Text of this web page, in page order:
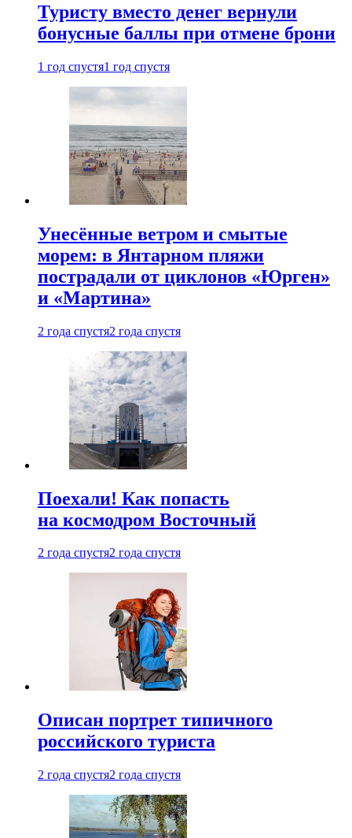
Туристу вместо денег вернули
бонусные баллы при отмене брони
1 год спустя1 год спустя
Унесённые ветром и смытые
морем: в Янтарном пляжи
пострадали от циклонов «Юрген»
и «Мартина»
2 года спустя2 года спустя
Поехали! Как попасть
на космодром Восточный
2 года спустя2 года спустя
Описан портрет типичного
российского туриста
2 года спустя2 года спустя